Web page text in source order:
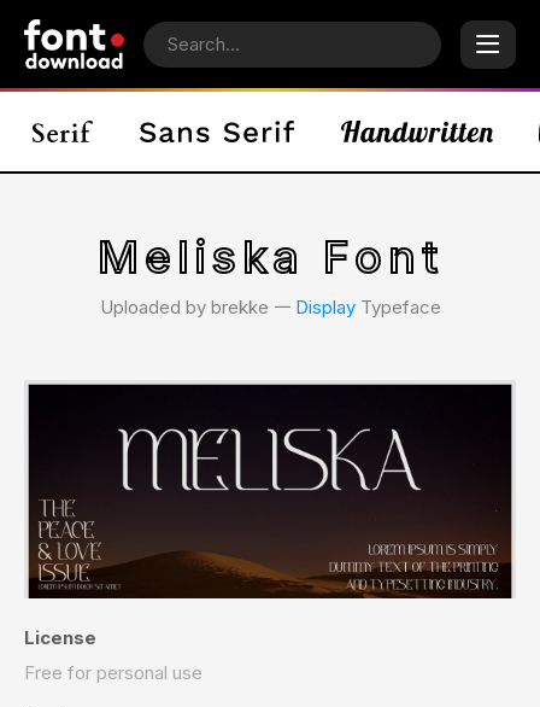
Meliska Font
Uploaded by brekke 𑁋 DisplayTypeface
License
Free for personal use